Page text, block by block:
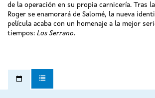
de la operación en su propia carnicería. Tras
Roger se enamorará de Salomé, la nueva
película acaba con un homenaje a la mejor
tiempos: Los Serrano.